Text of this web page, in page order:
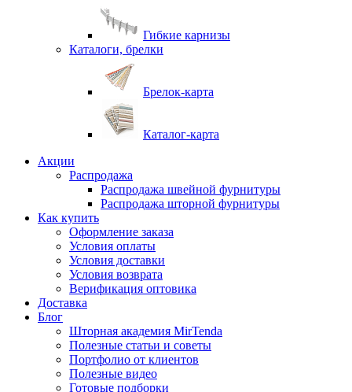
Гибкие карнизы
Каталоги, брелки
Брелок-карта
Каталог-карта
Акции
Распродажа
Распродажа швейной фурнитуры
Распродажа шторной фурнитуры
Как купить
Оформление заказа
Условия оплаты
Условия доставки
Условия возврата
Верификация оптовика
Доставка
Блог
Шторная академия MirTenda
Полезные статьи и советы
Портфолио от клиентов
Полезные видео
Готовые подборки